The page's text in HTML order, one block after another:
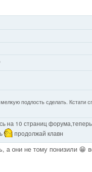
подлость сделать. Кстати
на 10 страниц
продолжай клавн
а они не тому понизили 😁